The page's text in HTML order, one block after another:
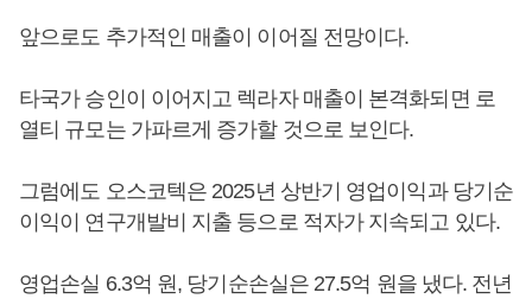
앞으로도 추가적인 매출이 이어질 전망이다.
타국가 승인이 이어지고 렉라자 매출이 본격화되면 로
열티 규모는 가파르게 증가할 것으로 보인다.
그럼에도 오스코텍은 2025년 상반기 영업이익과 당기순
이익이 연구개발비 지출 등으로 적자가 지속되고 있다.
영업손실 6.3억 원, 당기순손실은 27.5억 원을 냈다. 전년